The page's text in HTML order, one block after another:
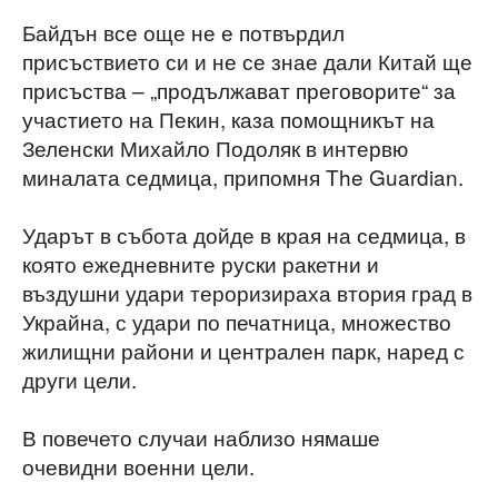
Байдън все още не е потвърдил
присъствието си и не се знае дали Китай ще
присъства – „продължават преговорите“ за
участието на Пекин, каза помощникът на
Зеленски Михайло Подоляк в интервю
миналата седмица, припомня The Guardian.
Ударът в събота дойде в края на седмица, в
която ежедневните руски ракетни и
въздушни удари тероризираха втория град в
Украйна, с удари по печатница, множество
жилищни райони и централен парк, наред с
други цели.
В повечето случаи наблизо нямаше
очевидни военни цели.